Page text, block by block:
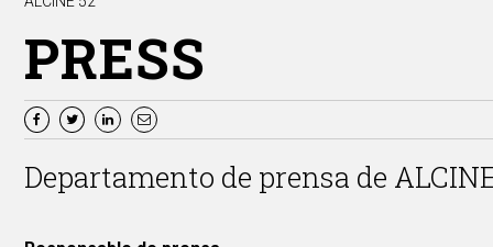
PRESS
Departamento de prensa de